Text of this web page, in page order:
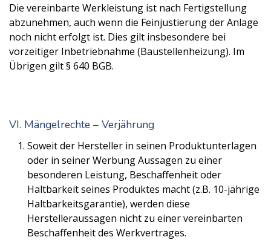
Die vereinbarte Werkleistung ist nach Fertigstellung
abzunehmen, auch wenn die Feinjustierung der Anlage
noch nicht erfolgt ist. Dies gilt insbesondere bei
vorzeitiger Inbetriebnahme (Baustellenheizung). Im
Übrigen gilt § 640 BGB.
VI. Mängelrechte – Verjährung
Soweit der Hersteller in seinen Produktunterlagen
oder in seiner Werbung Aussagen zu einer
besonderen Leistung, Beschaffenheit oder
Haltbarkeit seines Produktes macht (z.B. 10-jährige
Haltbarkeitsgarantie), werden diese
Herstelleraussagen nicht zu einer vereinbarten
Beschaffenheit des Werkvertrages.